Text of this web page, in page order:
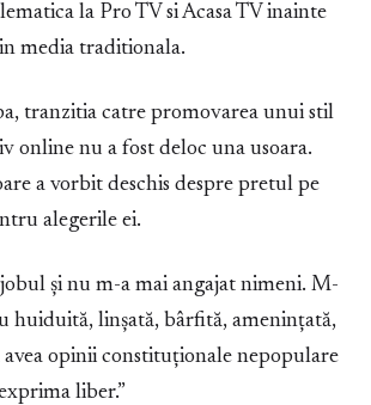
la Pro TV si Acasa TV inainte
media traditionala.
tranzitia catre promovarea unui stil
online nu a fost deloc una usoara.
a vorbit deschis despre pretul pe
alegerile ei.
și nu m-a mai angajat nimeni. M-
huiduită, linșată, bârfită, amenințată,
opinii constituționale nepopulare
liber.”